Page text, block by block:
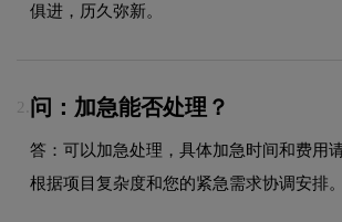
俱进，历久弥新。
2. 问：加急能否处理？
答：可以加急处理，具体加急时间和费用
根据项目复杂度和您的紧急需求协调安排。